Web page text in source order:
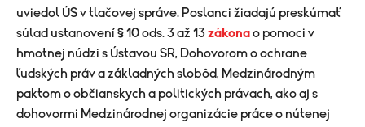
uviedol ÚS v tlačovej správe. Poslanci žiadajú preskúmať
súlad ustanovení § 10 ods. 3 až 13 zákonao pomoci v
hmotnej núdzi s Ústavou SR, Dohovorom o ochrane
ľudských práv a základných slobôd, Medzinárodným
paktom o občianskych a politických právach, ako aj s
dohovormi Medzinárodnej organizácie práce o nútenej